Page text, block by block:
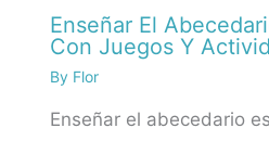
Enseñar El
Con Juegos Y
By Flor
Enseñar el abecedario